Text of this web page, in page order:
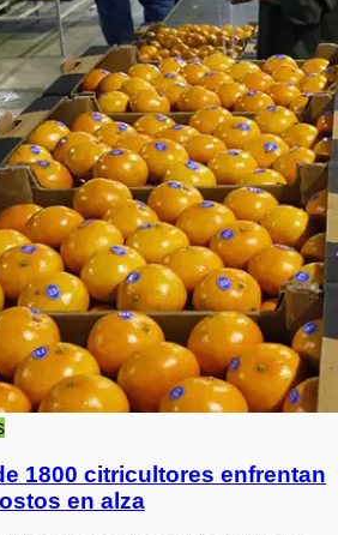
1800 citricultores enfrentan
en alza